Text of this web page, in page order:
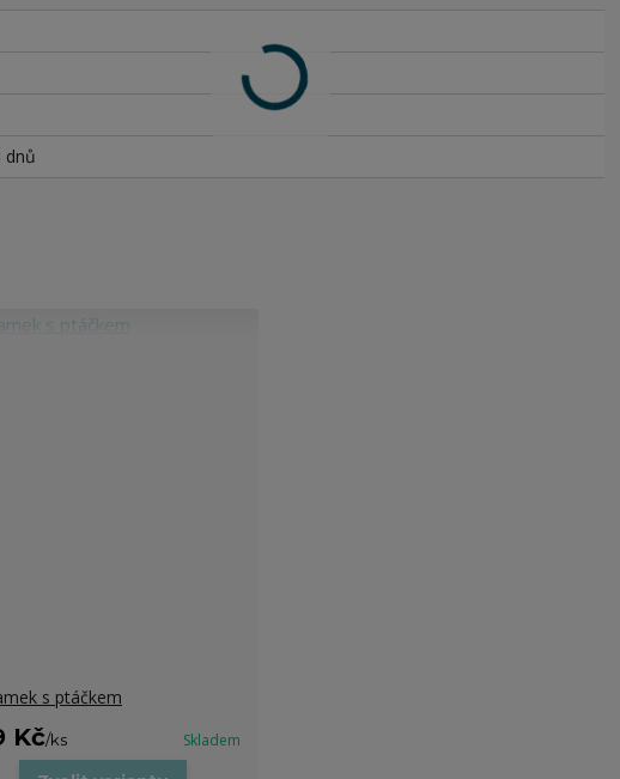
dnů
s ptáčkem
Kč/ks Skladem